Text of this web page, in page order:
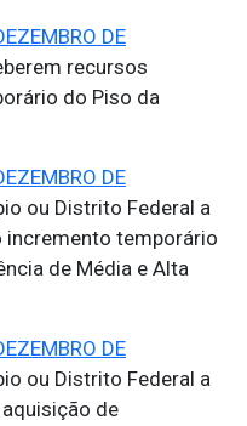
DE
recursos
do Piso da
DE
ou Distrito Federal a
incremento temporário
de Média e Alta
DE
ou Distrito Federal a
de